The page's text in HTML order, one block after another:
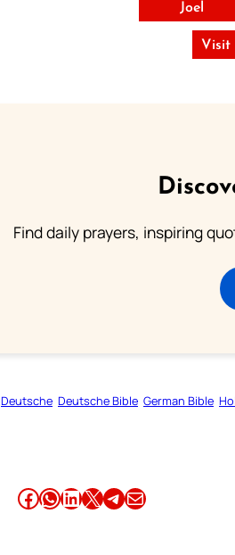
Joel
Visit
Find daily prayers, inspiring
Deutsche Deutsche Bible German Bible
Share this article on Facebook Share this article on WhatsApp Share this article on LinkedIn Share this article on X Share this article on TelegramEmail this Article